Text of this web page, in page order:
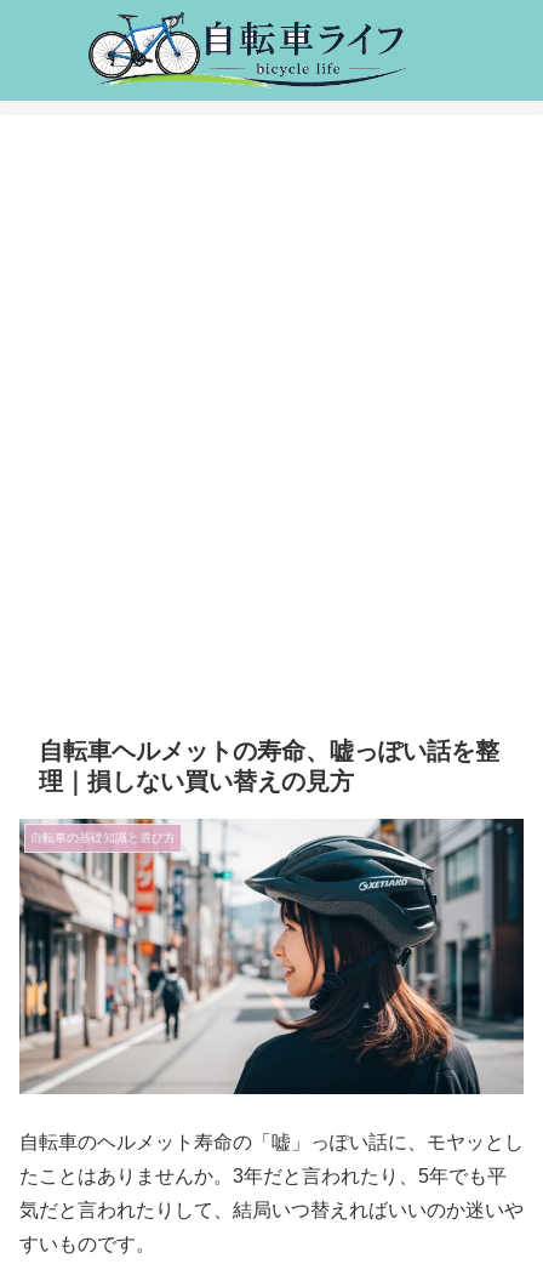
自転車ヘルメットの寿命、嘘っぽい話を整
理｜損しない買い替えの見方
自転車の基礎知識と選び方
自転車のヘルメット寿命の「嘘」っぽい話に、モヤッとし
たことはありませんか。3年だと言われたり、5年でも平
気だと言われたりして、結局いつ替えればいいのか迷いや
すいものです。